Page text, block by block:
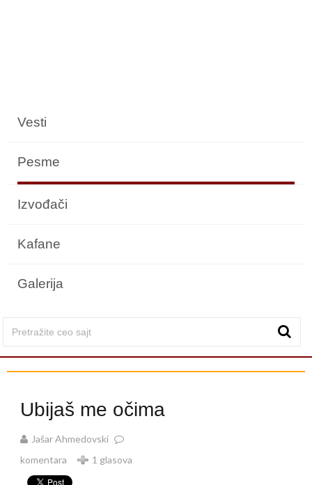
Vesti
Pesme
Izvođači
Kafane
Galerija
Ubijaš me očima
Jašar Ahmedovski
komentara
1 glasova